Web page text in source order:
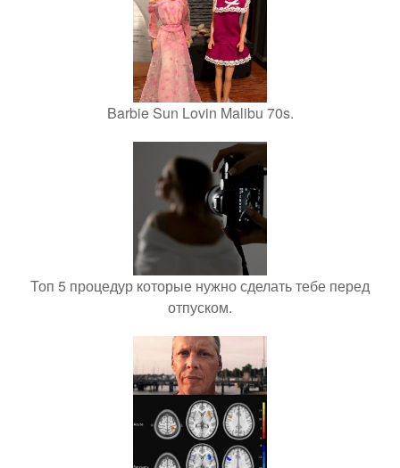
Barbie Sun Lovin Malibu 70s.
Топ 5 процедур которые нужно сделать тебе перед
отпуском.